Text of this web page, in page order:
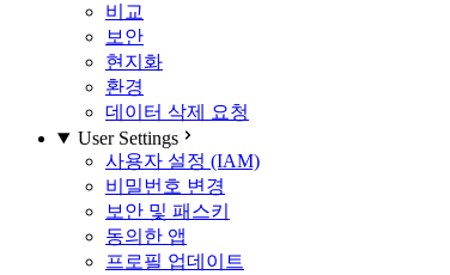
비교
보안
현지화
환경
데이터 삭제 요청
User Settings
사용자 설정 (IAM)
비밀번호 변경
보안 및 패스키
동의한 앱
프로필 업데이트